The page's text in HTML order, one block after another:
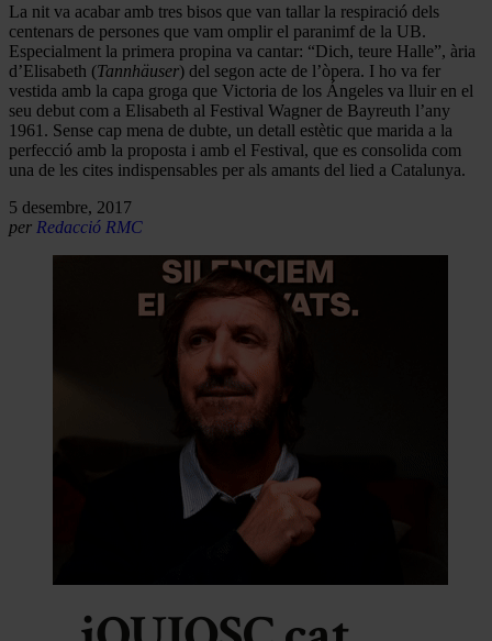
La nit va acabar amb tres bisos que van tallar la respiració dels
centenars de persones que vam omplir el paranimf de la UB.
Especialment la primera propina va cantar: “Dich, teure Halle”, ària
d’Elisabeth (Tannhäuser) del segon acte de l’òpera. I ho va fer
vestida amb la capa groga que Victoria de los Ángeles va lluir en el
seu debut com a Elisabeth al Festival Wagner de Bayreuth l’any
1961. Sense cap mena de dubte, un detall estètic que marida a la
perfecció amb la proposta i amb el Festival, que es consolida com
una de les cites indispensables per als amants del lied a Catalunya.
5 desembre, 2017
per Redacció RMC